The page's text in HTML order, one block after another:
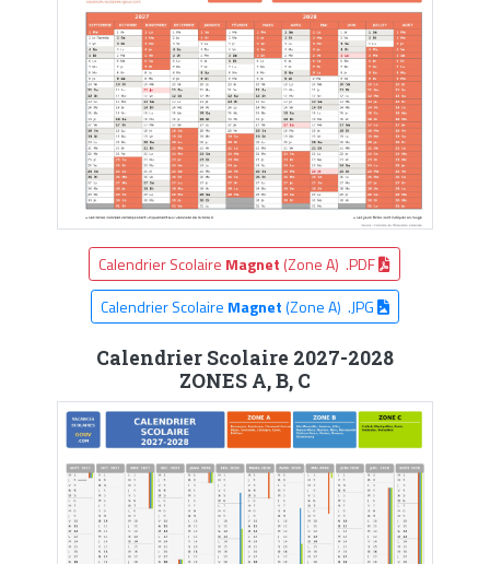
Calendrier Scolaire Magnet (Zone A) .PDF
Calendrier Scolaire Magnet(Zone A) .JPG
Calendrier Scolaire 2027-2028
ZONES A, B, C